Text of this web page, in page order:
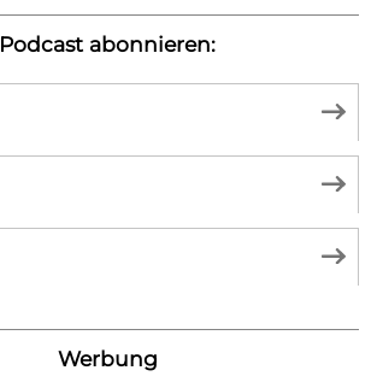
Podcast abonnieren:
Werbung